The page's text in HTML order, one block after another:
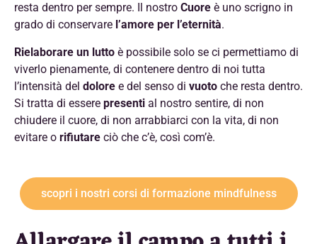
resta dentro per sempre. Il nostro Cuore è uno scrigno in
grado di conservare l’amore per l’eternità.
Rielaborare un lutto è possibile solo se ci permettiamo di
viverlo pienamente, di contenere dentro di noi tutta
l’intensità del dolore e del senso di vuoto che resta dentro.
Si tratta di essere presenti al nostro sentire, di non
chiudere il cuore, di non arrabbiarci con la vita, di non
evitare o rifiutare ciò che c’è, così com’è.
scopri i nostri corsi di formazione mindfulness